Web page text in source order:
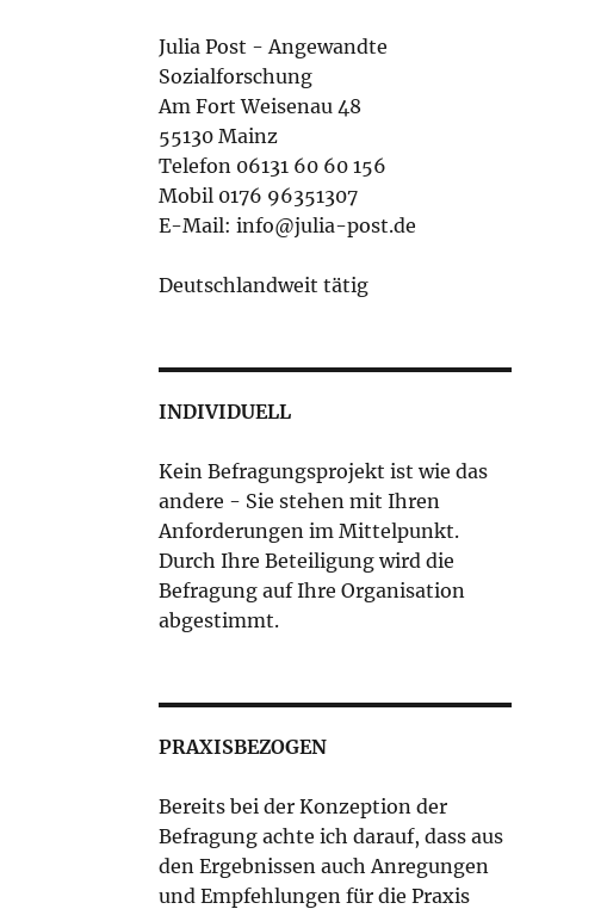
Julia Post - Angewandte
Sozialforschung
Am Fort Weisenau 48
55130 Mainz
Telefon 06131 60 60 156
Mobil 0176 96351307
E-Mail: info@julia-post.de
Deutschlandweit tätig
INDIVIDUELL
Kein Befragungsprojekt ist wie das
andere - Sie stehen mit Ihren
Anforderungen im Mittelpunkt.
Durch Ihre Beteiligung wird die
Befragung auf Ihre Organisation
abgestimmt.
PRAXISBEZOGEN
Bereits bei der Konzeption der
Befragung achte ich darauf, dass aus
den Ergebnissen auch Anregungen
und Empfehlungen für die Praxis